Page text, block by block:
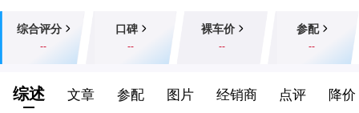
综合评分
--
口碑
--
裸车价
--
参配
--
综述 文章 参配 图片 经销商 点评 降价